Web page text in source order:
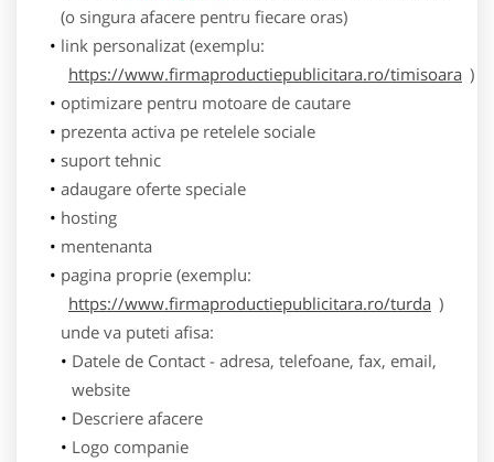
(o singura afacere pentru fiecare oras)
link personalizat (exemplu:
https://www.firmaproductiepublicitara.ro/timisoara )
optimizare pentru motoare de cautare
prezenta activa pe retelele sociale
suport tehnic
adaugare oferte speciale
hosting
mentenanta
pagina proprie (exemplu:
https://www.firmaproductiepublicitara.ro/turda )
unde va puteti afisa:
Datele de Contact - adresa, telefoane, fax, email,
website
Descriere afacere
Logo companie